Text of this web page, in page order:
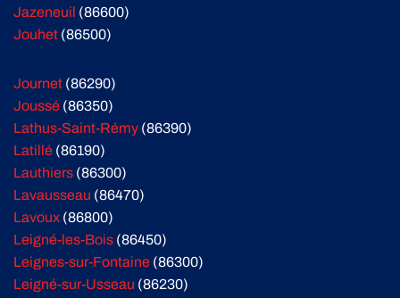
Jazeneuil (86600)
Jouhet (86500)
Journet (86290)
Joussé (86350)
Lathus-Saint-Rémy (86390)
Latillé (86190)
Lauthiers (86300)
Lavausseau (86470)
Lavoux (86800)
Leigné-les-Bois (86450)
Leignes-sur-Fontaine (86300)
Leigné-sur-Usseau (86230)